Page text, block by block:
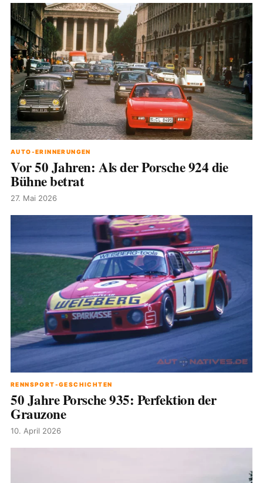
AUTO-ERINNERUNGEN
Vor 50 Jahren: Als der Porsche 924 die
Bühne betrat
27. Mai 2026
RENNSPORT-GESCHICHTEN
50 Jahre Porsche 935: Perfektion der
Grauzone
10. April 2026